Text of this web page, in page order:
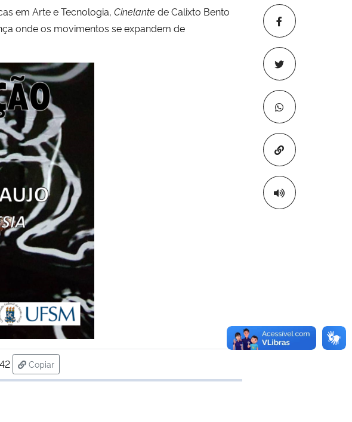
Copiar para
em Arte e Tecnologia, Cinelante de Calixto Bento
onde os movimentos se expandem de
Copiar
para área de transferência